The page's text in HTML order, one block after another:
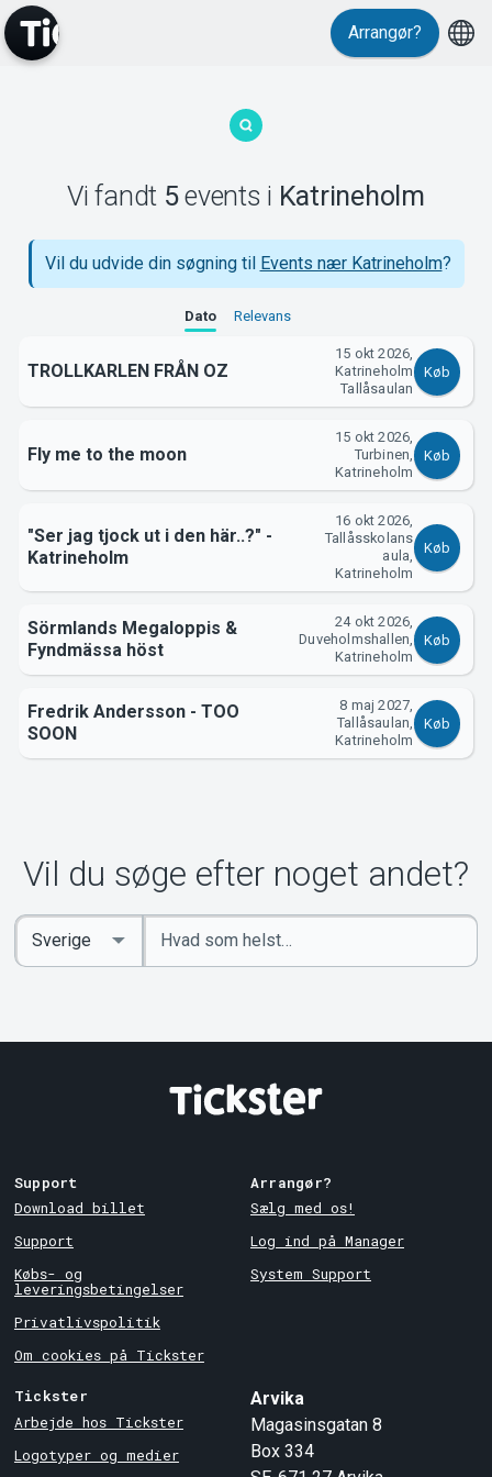
MyTickster
Support
Om Tickster
Arrangør?
Vi fandt 5events i Katrineholm
Vil du udvide din søgning til Events nær Katrineholm?
Dato Relevans
TROLLKARLEN FRÅN OZ
15 okt 2026,
Katrineholm
Tallåsaulan
Køb
Fly me to the moon
15 okt 2026,
Turbinen,
Katrineholm
Køb
"Ser jag tjock ut i den här..?" -
Katrineholm
16 okt 2026,
Tallåsskolans
aula,
Katrineholm
Køb
Sörmlands Megaloppis &
Fyndmässa höst
24 okt 2026,
Duveholmshallen,
Katrineholm
Køb
Fredrik Andersson - TOO
SOON
8 maj 2027,
Tallåsaulan,
Katrineholm
Køb
Vil du søge efter noget andet?
Indtast
søgeord
Select
Country
Support
Download billet
Support
Købs- og
leveringsbetingelser
Privatlivspolitik
Om cookies på Tickster
Arrangør?
Sælg med os!
Log ind på Manager
System Support
Tickster
Arbejde hos Tickster
Logotyper og medier
Arvika
Magasinsgatan 8
Box 334